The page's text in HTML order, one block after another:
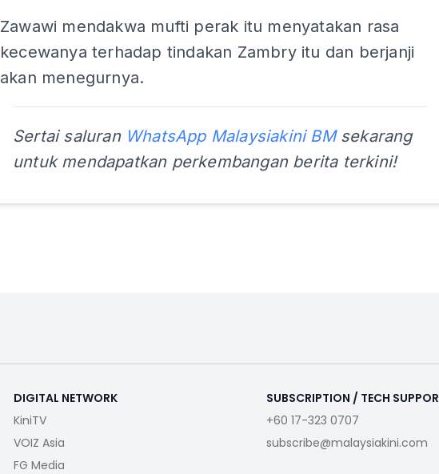
Zawawi mendakwa mufti perak itu menyatakan rasa
kecewanya terhadap tindakan Zambry itu dan berjanji
akan menegurnya.
Sertai saluran WhatsApp Malaysiakini BMsekarang
untuk mendapatkan perkembangan berita terkini!
DIGITAL NETWORK
KiniTV
VOIZ Asia
FG Media
SUBSCRIPTION / TECH
+60 17-323 0707
subscribe@malaysiakini.com